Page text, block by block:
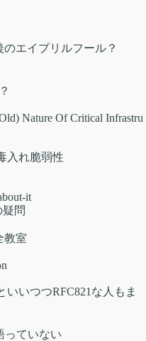
エイプリルフール？
Nature Of Critical Infrastru
入れ脆弱性
it
問
教室
いいつつRFC821な人もま
っていない